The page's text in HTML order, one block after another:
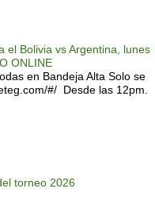
el Bolivia vs Argentina, lunes
ONLINE
en Bandeja Alta Solo se
#/ Desde las 12pm.
torneo 2026